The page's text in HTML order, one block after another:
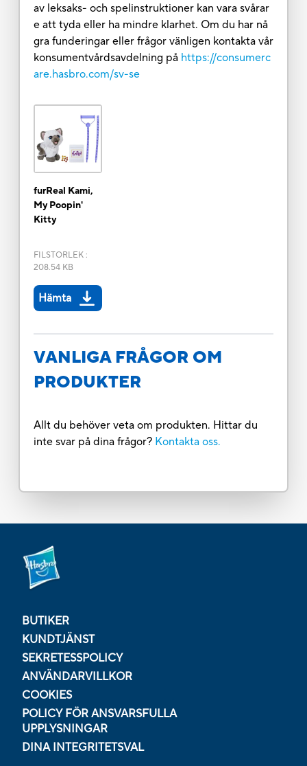
av leksaks- och spelinstruktioner kan vara svårar
e att tyda eller ha mindre klarhet. Om du har nå
gra funderingar eller frågor vänligen kontakta vår
konsumentvårdsavdelning på https://consumerc
are.hasbro.com/sv-se
furReal Kami,
My Poopin'
Kitty
FILSTORLEK:
208.54 KB
Hämta
VANLIGA FRÅGOR OM
PRODUKTER
Allt du behöver veta om produkten. Hittar du
inte svar på dina frågor? Kontakta oss.
BUTIKER
KUNDTJÄNST
SEKRETESSPOLICY
ANVÄNDARVILLKOR
COOKIES
POLICY FÖR ANSVARSFULLA
UPPLYSNINGAR
DINA INTEGRITETSVAL